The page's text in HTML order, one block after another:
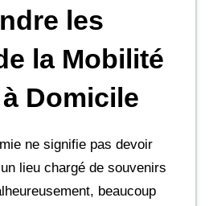
les
la Mobilité
Domicile
ne signifie pas devoir
lieu chargé de souvenirs
beaucoup